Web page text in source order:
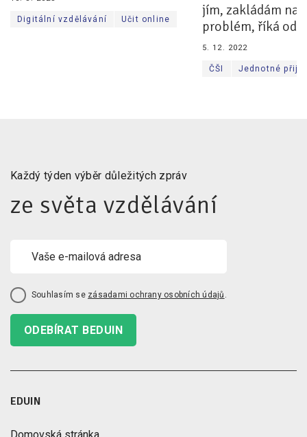
Kontakty
Digitální vzdělávání Učit online
jím, zakládám na
problém, říká
5. 12. 2022
ČŠI Jednotné
Každý týden výběr důležitých zpráv
ze světa vzdělávání
Souhlasím se zásadami ochrany osobních údajů .
ODEBÍRAT BEDUIN
EDUIN